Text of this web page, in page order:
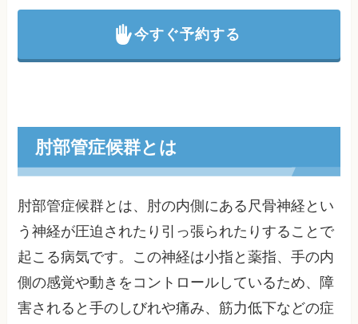
今すぐ予約する
肘部管症候群とは
肘部管症候群とは、肘の内側にある尺骨神経とい
う神経が圧迫されたり引っ張られたりすることで
起こる病気です。この神経は小指と薬指、手の内
側の感覚や動きをコントロールしているため、障
害されると手のしびれや痛み、筋力低下などの症